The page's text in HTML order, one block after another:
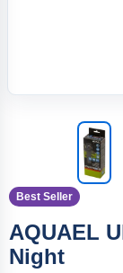
Best Seller
AQUAEL
Night